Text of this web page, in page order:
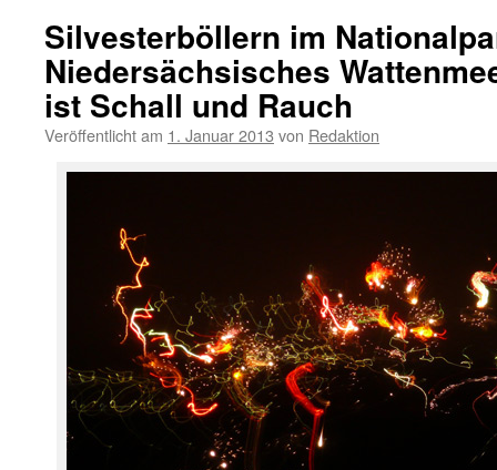
Silvesterböllern im
Niedersächsisches
ist Schall und Rauch
Veröffentlicht am 1. Januar 2013 von Redaktion